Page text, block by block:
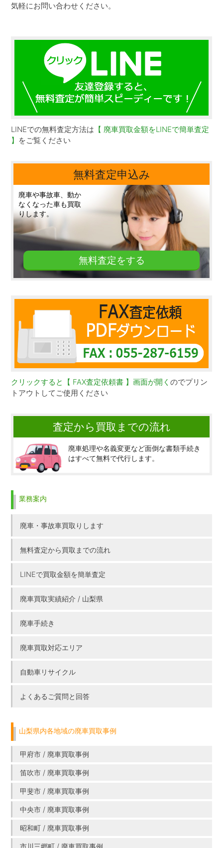
気軽にお問い合わせください。
LINEでの無料査定方法は 【 廃車買取金額をLINEで簡単査定
】 をご覧ください
無料査定申込み
廃車や事故車、動か
なくなった車も買取
りします。
無料査定をする
クリックすると【 FAX査定依頼書 】画面が開くのでプリン
トアウトしてご使用ください
査定から買取までの流れ
廃車処理や名義変更など面倒な書類手続き
はすべて無料で代行します。
業務案内
廃車・事故車買取りします
無料査定から買取までの流れ
LINEで買取金額を簡単査定
廃車買取実績紹介 / 山梨県
廃車手続き
廃車買取対応エリア
自動車リサイクル
よくあるご質問と回答
山梨県内各地域の廃車買取事例
甲府市 / 廃車買取事例
笛吹市 / 廃車買取事例
甲斐市 / 廃車買取事例
中央市 / 廃車買取事例
昭和町 / 廃車買取事例